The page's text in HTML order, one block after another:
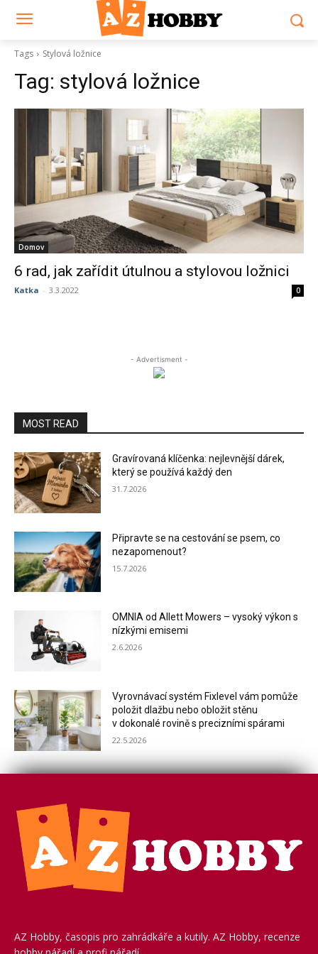
Tags Stylová ložnice
Tag: stylová ložnice
Domov
6 rad, jak zařídit útulnou a stylovou ložnici
Katka - 3.3.2022 0
- Advertisment -
MOST READ
Gravírovaná klíčenka: nejlevnější dárek,
který se používá každý den
31.7.2026
Připravte se na cestování se psem, co
nezapomenout?
15.7.2026
OMNIA od Allett Mowers – vysoký výkon s
nízkými emisemi
2.6.2026
Vyrovnávací systém Fixlevel vám pomůže
položit dlažbu nebo obložit stěnu
v dokonalé rovině s precizními spárami
22.5.2026
AZ Hobby, časopis pro zahrádkáře a kutily. AZ Hobby, recenze